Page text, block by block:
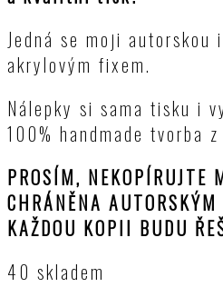
Jedná se moji autorskou
akrylovým fixem.
Nálepky si sama tisku i
100% handmade tvorba
PROSÍM, NEKOPÍRUJTE
CHRÁNĚNA
KAŽDOU KOPII BUDU
40 skladem